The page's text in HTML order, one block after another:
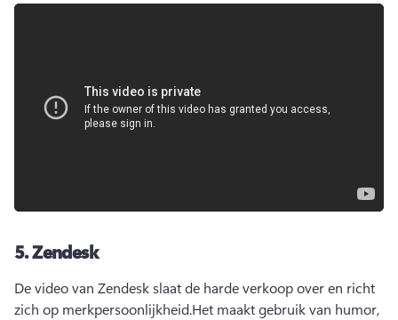
5.Zendesk
De video van Zendesk slaat de harde verkoop over en richt
zich op merkpersoonlijkheid.Het maakt gebruik van humor,